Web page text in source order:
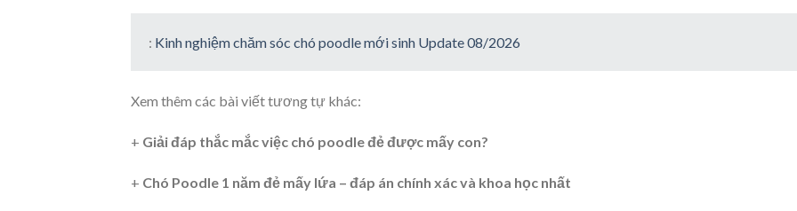
: Kinh nghiệm chăm sóc chó poodle mới sinh Update 08/2026
Xem thêm các bài viết tương tự khác:
+ Giải đáp thắc mắc việc chó poodle đẻ được mấy con?
+ Chó Poodle 1 năm đẻ mấy lứa – đáp án chính xác và khoa học nhất